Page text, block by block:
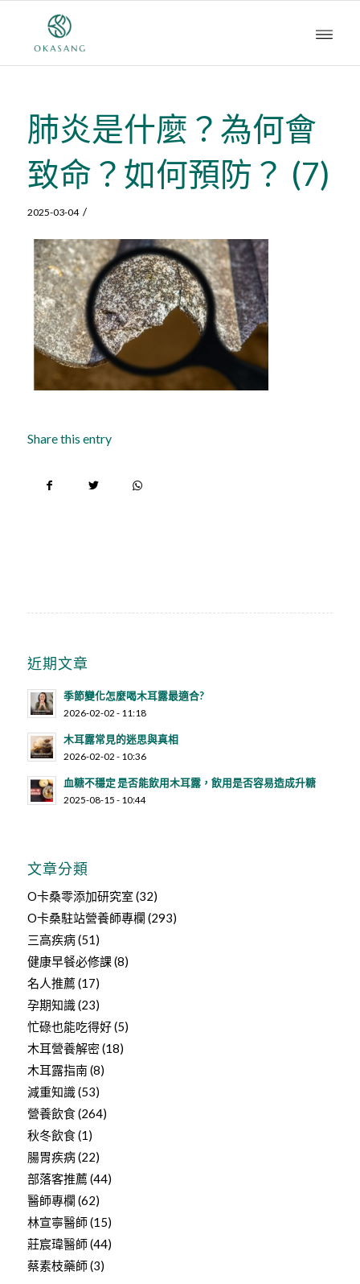
肺炎是什麼？為何會
致命？如何預防？ (7)
2025-03-04 /
Share this entry
近期文章
季節變化怎麼喝木耳露最適合?
2026-02-02 - 11:18
木耳露常見的迷思與真相
2026-02-02 - 10:36
血糖不穩定 是否能飲用木耳露，飲用是否容易造成升糖
2025-08-15 - 10:44
文章分類
O卡桑零添加研究室 (32)
O卡桑駐站營養師專欄 (293)
三高疾病(51)
健康早餐必修課(8)
名人推薦 (17)
孕期知識(23)
忙碌也能吃得好(5)
木耳營養解密(18)
木耳露指南(8)
減重知識(53)
營養飲食(264)
秋冬飲食(1)
腸胃疾病(22)
部落客推薦 (44)
醫師專欄 (62)
林宣寧醫師(15)
莊宸瑋醫師(44)
蔡素枝藥師(3)